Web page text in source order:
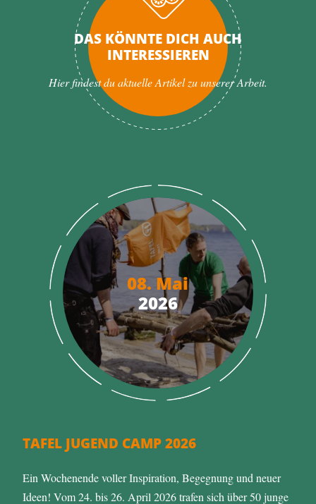
DAS KÖNNTE DICH AUCH
INTERESSIEREN
Hier findest du aktuelle Artikel zu unserer Arbeit.
08. Mai
2026
TAFEL JUGEND CAMP 2026
Ein Wochenende voller Inspiration, Begegnung und neuer
Ideen! Vom 24. bis 26. April 2026 trafen sich über 50 junge